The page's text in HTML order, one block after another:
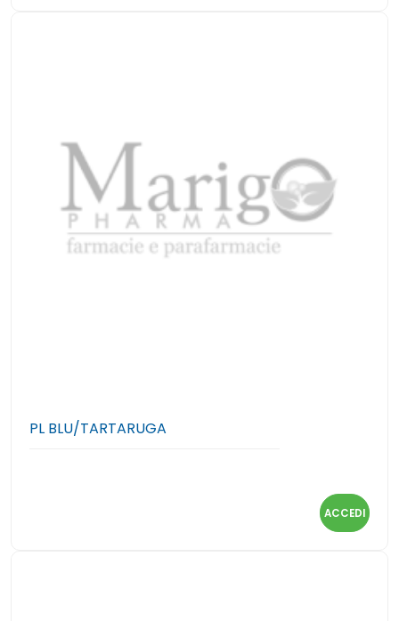
PL BLU/TARTARUGA
ACCEDI